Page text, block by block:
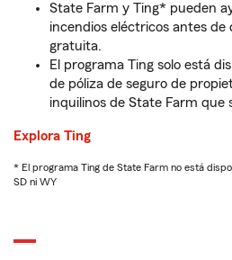
State Farm y Ting* pueden
incendios eléctricos antes
gratuita.
El programa Ting solo está
de póliza de seguro de
inquilinos de State Farm que
Explora Ting
* El programa Ting de State Farm no está
SD ni WY